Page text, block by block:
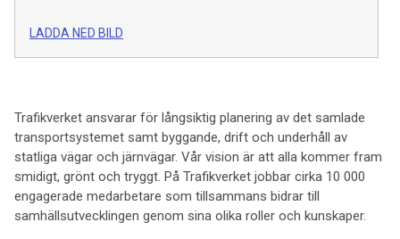
LADDA NED BILD
Trafikverket ansvarar för långsiktig planering av det samlade
transportsystemet samt byggande, drift och underhåll av
statliga vägar och järnvägar. Vår vision är att alla kommer fram
smidigt, grönt och tryggt. På Trafikverket jobbar cirka 10 000
engagerade medarbetare som tillsammans bidrar till
samhällsutvecklingen genom sina olika roller och kunskaper.